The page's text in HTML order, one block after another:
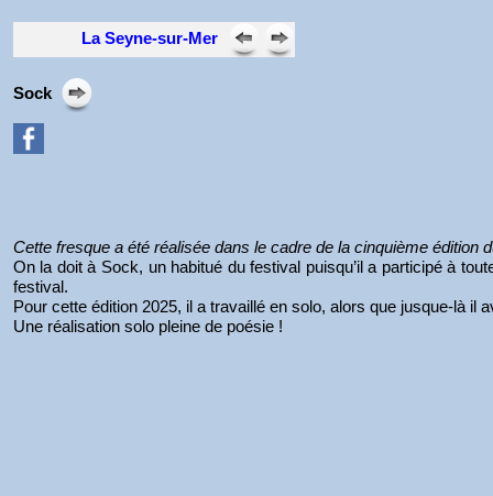
La Seyne-sur-Mer
Sock
Cette fresque a été réalisée dans le cadre de la cinquième édition
On la doit à Sock, un habitué du festival puisqu’il a participé à
festival.
Pour cette édition 2025, il a travaillé en solo, alors que jusque-là
Une réalisation solo pleine de poésie !